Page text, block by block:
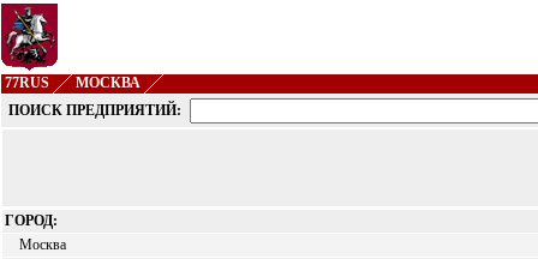
77RUS
МОСКВА
ПОИСК ПРЕДПРИЯТИЙ:
ГОРОД:
Москва